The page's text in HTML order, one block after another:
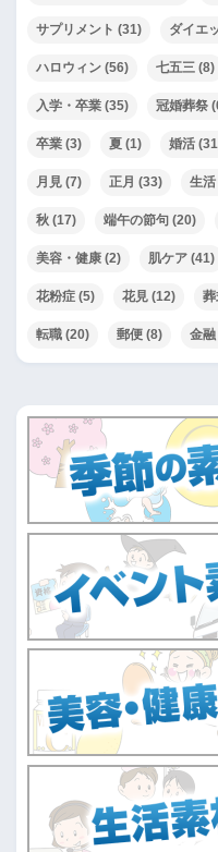
サプリメント (31) ダイエ
ハロウィン (56) 七五三 (8)
入学・卒業 (35) 冠婚葬祭
卒業 (3) 夏 (1) 婚活
月見 (7) 正月 (33) 生活
秋 (17) 端午の節句 (20)
美容・健康 (2) 肌ケア (41)
花粉症 (5) 花見 (12)
転職 (20) 郵便 (8) 金融